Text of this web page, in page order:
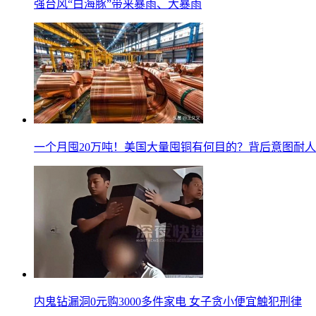
强台风“白海豚”带来暴雨、大暴雨
一个月囤20万吨！美国大量囤铜有何目的？背后意图耐
内鬼钻漏洞0元购3000多件家电 女子贪小便宜触犯刑律